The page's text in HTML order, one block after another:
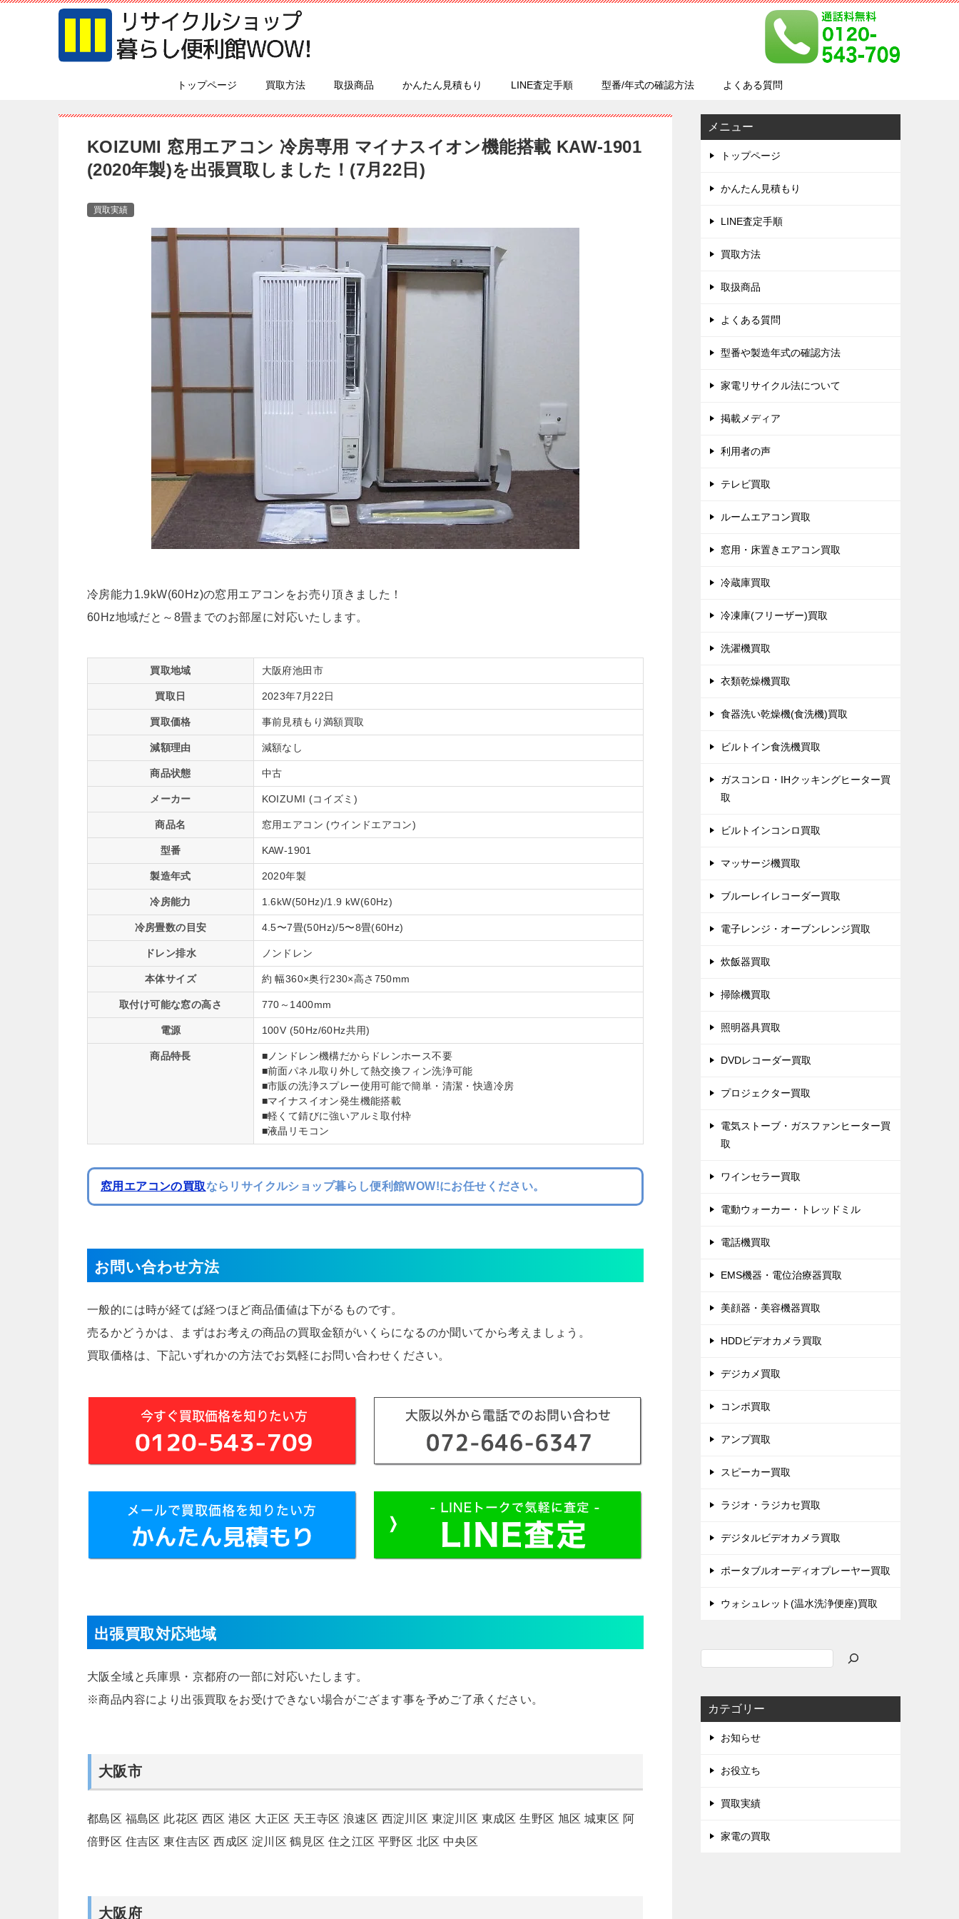
トップページ 買取方法 取扱商品 かんたん見積もり LINE査定手順 型番/年式の確認方法 よくある質問
KOIZUMI 窓用エアコン 冷房専用 マイナスイオン機能搭載 KAW-1901
(2020年製)を出張買取しました！(7月22日)
買取実績
冷房能力1.9kW(60Hz)の窓用エアコンをお売り頂きました！
60Hz地域だと～8畳までのお部屋に対応いたします。
買取地域 大阪府池田市
買取日 2023年7月22日
買取価格 事前見積もり満額買取
減額理由 減額なし
商品状態 中古
メーカー KOIZUMI (コイズミ)
商品名 窓用エアコン (ウインドエアコン)
型番 KAW-1901
製造年式 2020年製
冷房能力 1.6kW(50Hz)/1.9 kW(60Hz)
冷房畳数の目安 4.5〜7畳(50Hz)/5〜8畳(60Hz)
ドレン排水 ノンドレン
本体サイズ 約 幅360×奥行230×高さ750mm
取付け可能な窓の高さ 770～1400mm
電源 100V (50Hz/60Hz共用)
商品特長
■ノンドレン機構だからドレンホース不要
■前面パネル取り外して熱交換フィン洗浄可能
■市販の洗浄スプレー使用可能で簡単・清潔・快適冷房
■マイナスイオン発生機能搭載
■軽くて錆びに強いアルミ取付枠
■液晶リモコン
窓用エアコンの買取ならリサイクルショップ暮らし便利館WOW!にお任せください。
お問い合わせ方法
一般的には時が経てば経つほど商品価値は下がるものです。
売るかどうかは、まずはお考えの商品の買取金額がいくらになるのか聞いてから考えましょう。
買取価格は、下記いずれかの方法でお気軽にお問い合わせください。
出張買取対応地域
大阪全域と兵庫県・京都府の一部に対応いたします。
※商品内容により出張買取をお受けできない場合がござます事を予めご了承ください。
大阪市
都島区 福島区 此花区 西区 港区 大正区 天王寺区 浪速区 西淀川区 東淀川区 東成区 生野区 旭区 城東区 阿
倍野区 住吉区 東住吉区 西成区 淀川区 鶴見区 住之江区 平野区 北区 中央区
大阪府
メニュー
トップページ
かんたん見積もり
LINE査定手順
買取方法
取扱商品
よくある質問
型番や製造年式の確認方法
家電リサイクル法について
掲載メディア
利用者の声
テレビ買取
ルームエアコン買取
窓用・床置きエアコン買取
冷蔵庫買取
冷凍庫(フリーザー)買取
洗濯機買取
衣類乾燥機買取
食器洗い乾燥機(食洗機)買取
ビルトイン食洗機買取
ガスコンロ・IHクッキングヒーター買
取
ビルトインコンロ買取
マッサージ機買取
ブルーレイレコーダー買取
電子レンジ・オーブンレンジ買取
炊飯器買取
掃除機買取
照明器具買取
DVDレコーダー買取
プロジェクター買取
電気ストーブ・ガスファンヒーター買
取
ワインセラー買取
電動ウォーカー・トレッドミル
電話機買取
EMS機器・電位治療器買取
美顔器・美容機器買取
HDDビデオカメラ買取
デジカメ買取
コンポ買取
アンプ買取
スピーカー買取
ラジオ・ラジカセ買取
デジタルビデオカメラ買取
ポータブルオーディオプレーヤー買取
ウォシュレット(温水洗浄便座)買取
カテゴリー
お知らせ
お役立ち
買取実績
家電の買取